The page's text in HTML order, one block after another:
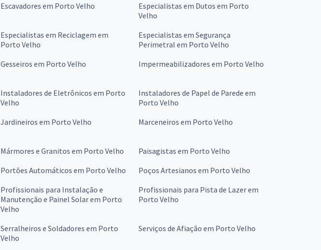
Escavadores em Porto Velho
Especialistas em Dutos em Porto
Velho
Especialistas em Reciclagem em
Porto Velho
Especialistas em Segurança
Perimetral em Porto Velho
Gesseiros em Porto Velho Impermeabilizadores em Porto Velho
Instaladores de Eletrônicos em Porto
Velho
Instaladores de Papel de Parede em
Porto Velho
Jardineiros em Porto Velho Marceneiros em Porto Velho
Mármores e Granitos em Porto Velho
Paisagistas em Porto Velho
Portões Automáticos em Porto Velho
Poços Artesianos em Porto Velho
Profissionais para Instalação e
Manutenção e Painel Solar em Porto
Velho
Profissionais para Pista de Lazer em
Porto Velho
Serralheiros e Soldadores em Porto
Velho
Serviços de Afiação em Porto Velho